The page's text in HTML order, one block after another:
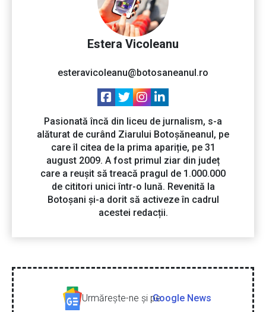
Estera Vicoleanu
esteravicoleanu@botosaneanul.ro
Pasionată încă din liceu de jurnalism, s-a
alăturat de curând Ziarului Botoșăneanul, pe
care îl citea de la prima apariție, pe 31
august 2009. A fost primul ziar din județ
care a reușit să treacă pragul de 1.000.000
de cititori unici într-o lună. Revenită la
Botoșani și-a dorit să activeze în cadrul
acestei redacții.
Urmăreşte-ne şi peGoogle News